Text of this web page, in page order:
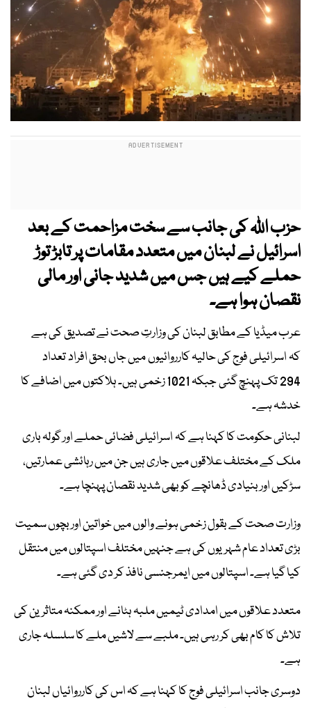
حزب اللہ کی جانب سے سخت مزاحمت کے بعد
اسرائیل نے لبنان میں متعدد مقامات پر تابڑ توڑ
حملے کیے ہیں جس میں شدید جانی اور مالی
نقصان ہوا ہے۔
عرب میڈیا کے مطابق لبنان کی وزارتِ صحت نے تصدیق کی ہے
کہ اسرائیلی فوج کی حالیہ کارروائیوں میں جاں بحق افراد تعداد
294 تک پہنچ گئی جبکہ 1021 زخمی ہیں۔ ہلاکتوں میں اضافے کا
خدشہ ہے۔
لبنانی حکومت کا کہنا ہے کہ اسرائیلی فضائی حملے اور گولہ باری
ملک کے مختلف علاقوں میں جاری ہیں جن میں رہائشی عمارتیں،
سڑکیں اور بنیادی ڈھانچے کو بھی شدید نقصان پہنچا ہے۔
وزارت صحت کے بقول زخمی ہونے والوں میں خواتین اور بچوں سمیت
بڑی تعداد عام شہریوں کی ہے جنہیں مختلف اسپتالوں میں منتقل
کیا گیا ہے۔ اسپتالوں میں ایمرجنسی نافذ کر دی گئی ہے۔
متعدد علاقوں میں امدادی ٹیمیں ملبہ ہٹانے اور ممکنہ متاثرین کی
تلاش کا کام بھی کر رہی ہیں۔ ملبے سے لاشیں ملے کا سلسلہ جاری
ہے۔
دوسری جانب اسرائیلی فوج کا کہنا ہے کہ اس کی کارروائیاں لبنان